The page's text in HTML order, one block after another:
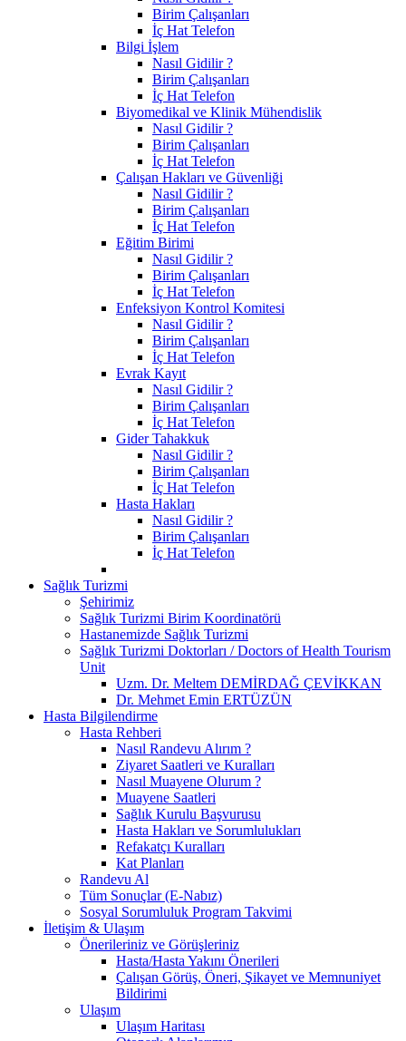
Birim Çalışanları
İç Hat Telefon
Bilgi İşlem
Nasıl Gidilir ?
Birim Çalışanları
İç Hat Telefon
Biyomedikal ve Klinik Mühendislik
Nasıl Gidilir ?
Birim Çalışanları
İç Hat Telefon
Çalışan Hakları ve Güvenliği
Nasıl Gidilir ?
Birim Çalışanları
İç Hat Telefon
Eğitim Birimi
Nasıl Gidilir ?
Birim Çalışanları
İç Hat Telefon
Enfeksiyon Kontrol Komitesi
Nasıl Gidilir ?
Birim Çalışanları
İç Hat Telefon
Evrak Kayıt
Nasıl Gidilir ?
Birim Çalışanları
İç Hat Telefon
Gider Tahakkuk
Nasıl Gidilir ?
Birim Çalışanları
İç Hat Telefon
Hasta Hakları
Nasıl Gidilir ?
Birim Çalışanları
İç Hat Telefon
Sağlık Turizmi
Şehirimiz
Sağlık Turizmi Birim Koordinatörü
Hastanemizde Sağlık Turizmi
Sağlık Turizmi Doktorları / Doctors of Health Tourism
Unit
Uzm. Dr. Meltem DEMİRDAĞ ÇEVİKKAN
Dr. Mehmet Emin ERTÜZÜN
Hasta Bilgilendirme
Hasta Rehberi
Nasıl Randevu Alırım ?
Ziyaret Saatleri ve Kuralları
Nasıl Muayene Olurum ?
Muayene Saatleri
Sağlık Kurulu Başvurusu
Hasta Hakları ve Sorumlulukları
Refakatçı Kuralları
Kat Planları
Randevu Al
Tüm Sonuçlar (E-Nabız)
Sosyal Sorumluluk Program Takvimi
İletişim & Ulaşım
Önerileriniz ve Görüşleriniz
Hasta/Hasta Yakını Önerileri
Çalışan Görüş, Öneri, Şikayet ve Memnuniyet
Bildirimi
Ulaşım
Ulaşım Haritası